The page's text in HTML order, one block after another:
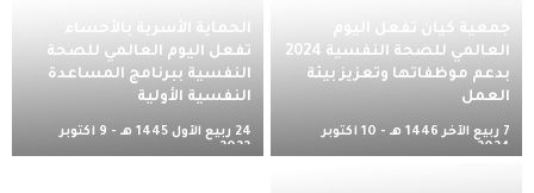
جمعية كيان تفعل اليوم
العالمي للصحة النفسية 2024
بدعم موظفاتها وتعزيز بيئة
العمل
7 ربيع الآخر 1446 هـ - 10 أكتوبر
2024 م
الحماية الأسرية بالأحساء
تفعل اليوم العالمي للصحة
النفسية ببرنامج المساعدة
النفسية الأولية
24 ربيع الأول 1445 هـ - 9 أكتوبر
2023 م